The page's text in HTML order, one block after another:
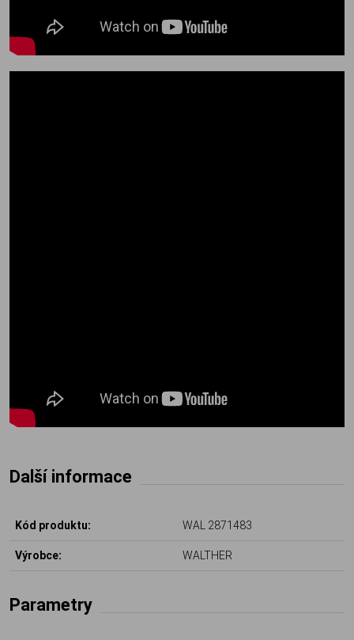
Další informace
Kód produktu: WAL 2871483
Výrobce: WALTHER
Parametry